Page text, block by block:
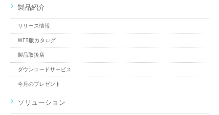
製品紹介
リリース情報
WEB版カタログ
製品取扱店
ダウンロードサービス
今月のプレゼント
ソリューション